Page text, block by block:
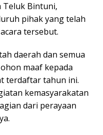
Teluk Bintuni,
pihak yang telah
tersebut.
daerah dan semua
maaf kepada
terdaftar tahun ini.
kemasyarakatan
dari perayaan